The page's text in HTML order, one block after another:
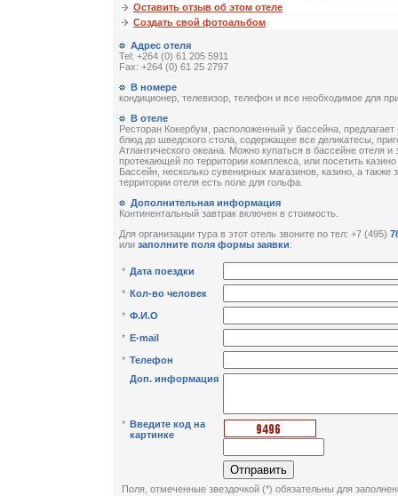
Оставить отзыв об этом отеле
Создать свой фотоальбом
Адрес отеля
Tel: +264 (0) 61 205 5911
Fax: +264 (0) 61 25 2797
В номере
кондиционер, телевизор, телефон и все необходимое для
В отеле
Ресторан Кокербум, расположенный у бассейна,
блюд до шведского стола, содержащее все деликатесы,
Атлантического океана. Можно купаться в бассейне отеля и
протекающей по территории комплекса, или посетить
Бассейн, несколько сувенирных магазинов, казино, а
территории отеля есть поле для гольфа.
Дополнительная информация
Континентальный завтрак включен в стоимость.
Для организации тура в этот отель звоните по тел: +7 (495)
или заполните поля формы заявки:
* Дата поездки
* Кол-во человек
* Ф.И.О
* E-mail
* Телефон
Доп. информация
* Введите код на
картинке
Поля, отмеченные звездочкой (*) обязательны для